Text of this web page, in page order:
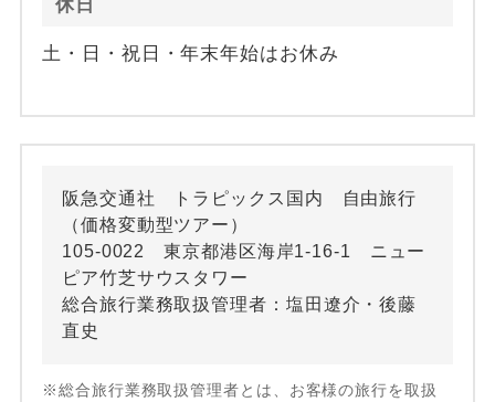
休日
土・日・祝日・年末年始はお休み
阪急交通社 トラピックス国内 自由旅行
（価格変動型ツアー）
105-0022 東京都港区海岸1-16-1 ニュー
ピア竹芝サウスタワー
総合旅行業務取扱管理者：塩田遼介・後藤
直史
※総合旅行業務取扱管理者とは、お客様の旅行を取扱